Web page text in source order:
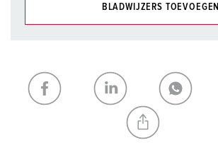
BLADWIJZERS TOEVOEGEN
Mijn lijst
NIEUW LIJST MAKEN